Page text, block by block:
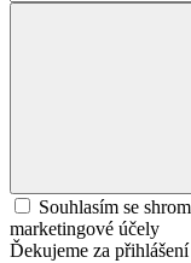
Souhlasím se
marketingové účely
Ďekujeme za